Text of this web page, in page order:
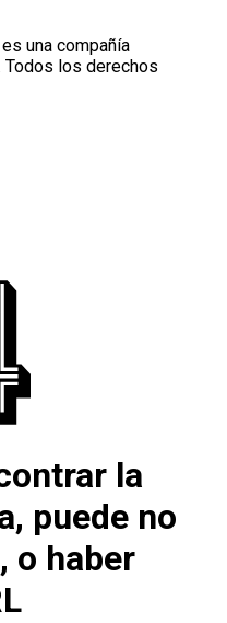
una compañía
los derechos
la
puede no
o haber